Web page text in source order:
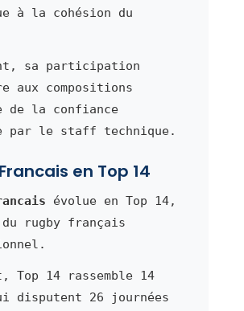
à la cohésion du
sa participation
aux compositions
de la confiance
par le staff technique.
en Top 14
évolue en Top 14,
rugby français
Top 14 rassemble 14
disputent 26 journées